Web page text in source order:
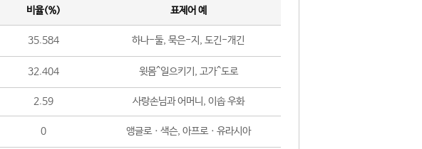
비율(%) 표제어 예
35.584 하나-둘, 묵은-지, 도긴-개긴
32.404 윗몸^일으키기, 고가^도로
2.59 사랑손님과 어머니, 이솝 우화
0 앵글로ㆍ색슨, 아프로ㆍ유라시아